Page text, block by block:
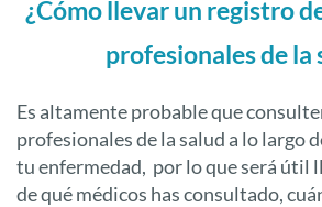
¿Cómo llevar un registro
profesionales de la
Es altamente probable que
profesionales de la salud a lo largo
tu enfermedad, por lo que será útil
de qué médicos has consultado,